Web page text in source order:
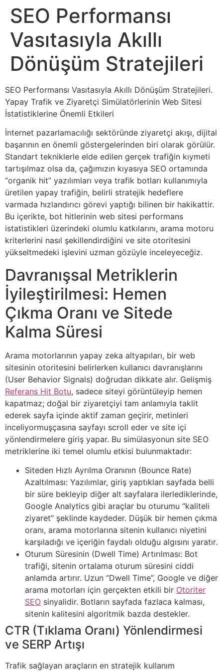
SEO Performansı
Vasıtasıyla Akıllı
Dönüşüm Stratejileri
SEO Performansı Vasıtasıyla Akıllı Dönüşüm Stratejileri.
Yapay Trafik ve Ziyaretçi Simülatörlerinin Web Sitesi
İstatistiklerine Önemli Etkileri
İnternet pazarlamacılığı sektöründe ziyaretçi akışı, dijital
başarının en önemli göstergelerinden biri olarak görülür.
Standart tekniklerle elde edilen gerçek trafiğin kıymeti
tartışılmaz olsa da, çağımızın kıyasıya SEO ortamında
“organik hit” yazılımları veya trafik botları kullanımıyla
üretilen yapay trafiğin, belirli stratejik hedeflere
varmada hızlandırıcı görevi yaptığı bilinen bir hakikattir.
Bu içerikte, bot hitlerinin web sitesi performans
istatistikleri üzerindeki olumlu katkılarını, arama motoru
kriterlerini nasıl şekillendirdiğini ve site otoritesini
yükseltmedeki işlevini uzman gözüyle inceleyeceğiz.
Davranışsal Metriklerin
İyileştirilmesi: Hemen
Çıkma Oranı ve Sitede
Kalma Süresi
Arama motorlarının yapay zeka altyapıları, bir web
sitesinin otoritesini belirlerken kullanıcı davranışlarını
(User Behavior Signals) doğrudan dikkate alır. Gelişmiş
Referans Hit Botu, sadece siteyi görüntüleyip hemen
kapatmaz; doğal bir ziyaretçiyi tam anlamıyla taklit
ederek sayfa içinde aktif zaman geçirir, metinleri
inceliyormuşçasına sayfayı scroll eder ve site içi
yönlendirmelere giriş yapar. Bu simülasyonun site SEO
metriklerine iki temel olumlu etkisi bulunmaktadır:
Siteden Hızlı Ayrılma Oranının (Bounce Rate)
Azaltılması: Yazılımlar, giriş yaptıkları sayfada belli
bir süre bekleyip diğer alt sayfalara ilerlediklerinde,
Google Analytics gibi araçlar bu oturumu “kaliteli
ziyaret” şeklinde kaydeder. Düşük bir hemen çıkma
oranı, arama motorlarına sitenin kullanıcı niyetini
karşıladığı ve içeriğin faydalı olduğu algısını yaratır.
Oturum Süresinin (Dwell Time) Artırılması: Bot
trafiği, sitenin ortalama oturum süresini ciddi
anlamda artırır. Uzun “Dwell Time”, Google ve diğer
arama motorları için gerçekten etkili bir Otoriter
SEO sinyalidir. Botların sayfada fazlaca kalması,
sitenin kalitesini algoritmik bazda destekler.
CTR (Tıklama Oranı) Yönlendirmesi
ve SERP Artışı
Trafik sağlayan araçların en stratejik kullanım